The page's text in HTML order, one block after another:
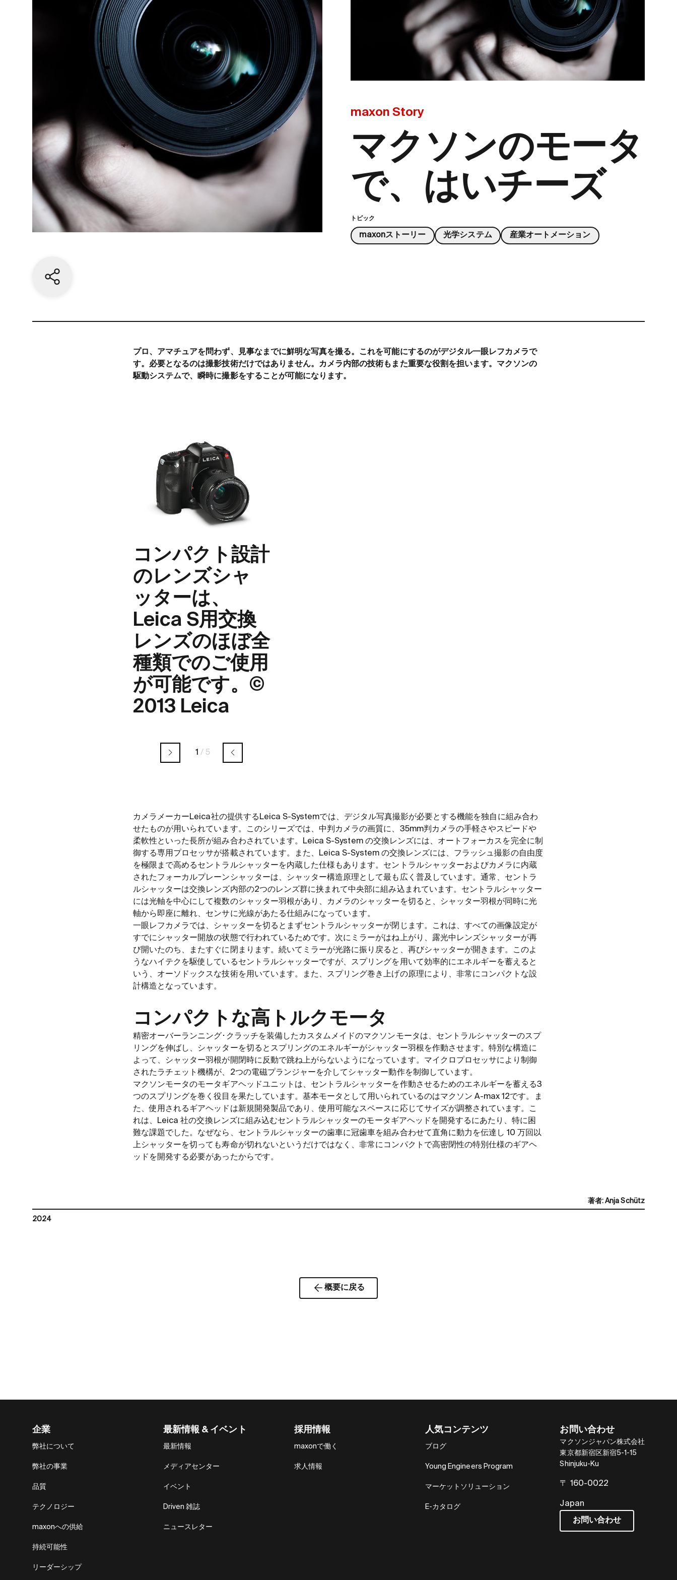
maxon Story
マクソンのモータ
で、はいチーズ
トピック
maxonストーリー 光学システム 産業オートメーション
Share current page
プロ、アマチュアを問わず、見事なまでに鮮明な写真を撮る。これを可能にするのがデジタル一眼レフカメラで
す。必要となるのは撮影技術だけではありません。カメラ内部の技術もまた重要な役割を担います。マクソンの
駆動システムで、瞬時に撮影をすることが可能になります。
コンパクト設計
のレンズシャ
ッターは、
Leica S用交換
レンズのほぼ全
種類でのご使用
が可能です。©
2013 Leica
1 / 5
カメラメーカーLeica社の提供するLeica S-Systemでは、デジタル写真撮影が必要とする機能を独自に組み合わ
せたものが用いられています。このシリーズでは、中判カメラの画質に、35mm判カメラの手軽さやスピードや
柔軟性といった長所が組み合わされています。Leica S-System の交換レンズには、オートフォーカスを完全に制
御する専用プロセッサが搭載されています。また、Leica S-System の交換レンズには、フラッシュ撮影の自由度
を極限まで高めるセントラルシャッターを内蔵した仕様もあります。セントラルシャッターおよびカメラに内蔵
されたフォーカルプレーンシャッターは、シャッター構造原理として最も広く普及しています。通常、セントラ
ルシャッターは交換レンズ内部の2つのレンズ群に挟まれて中央部に組み込まれています。セントラルシャッター
には光軸を中心にして複数のシャッター羽根があり、カメラのシャッターを切ると、シャッター羽根が同時に光
軸から即座に離れ、センサに光線があたる仕組みになっています。
一眼レフカメラでは、シャッターを切るとまずセントラルシャッターが閉じます。これは、すべての画像設定が
すでにシャッター開放の状態で行われているためです。次にミラーがはね上がり、露光中レンズシャッターが再
び開いたのち、またすぐに閉まります。続いてミラーが光路に振り戻ると、再びシャッターが開きます。このよ
うなハイテクを駆使しているセントラルシャッターですが、スプリングを用いて効率的にエネルギーを蓄えると
いう、オーソドックスな技術を用いています。また、スプリング巻き上げの原理により、非常にコンパクトな設
計構造となっています。
コンパクトな高トルクモータ
精密オーバーランニング･クラッチを装備したカスタムメイドのマクソンモータは、セントラルシャッターのスプ
リングを伸ばし、シャッターを切るとスプリングのエネルギーがシャッター羽根を作動させます。特別な構造に
よって、シャッター羽根が開閉時に反動で跳ね上がらないようになっています。マイクロプロセッサにより制御
されたラチェット機構が、2つの電磁プランジャーを介してシャッター動作を制御しています。
マクソンモータのモータギアヘッドユニットは、セントラルシャッターを作動させるためのエネルギーを蓄える3
つのスプリングを巻く役目を果たしています。基本モータとして用いられているのはマクソン A-max 12です。ま
た、使用されるギアヘッドは新規開発製品であり、使用可能なスペースに応じてサイズが調整されています。こ
れは、Leica 社の交換レンズに組み込むセントラルシャッターのモータギアヘッドを開発するにあたり、特に困
難な課題でした。なぜなら、セントラルシャッターの歯車に冠歯車を組み合わせて直角に動力を伝達し 10 万回以
上シャッターを切っても寿命が切れないというだけではなく、非常にコンパクトで高密閉性の特別仕様のギアヘ
ッドを開発する必要があったからです。
著者: Anja Schütz
2024
概要に戻る
お問い合わせ
マクソンジャパン株式会社
東京都新宿区新宿5-1-15
Shinjuku-Ku
〒 160-0022
Japan
お問い合わせ
企業
弊社について
弊社の事業
品質
テクノロジー
maxonへの供給
持続可能性
リーダーシップ
最新情報 & イベント
最新情報
メディアセンター
イベント
Driven 雑誌
ニュースレター
採用情報
maxonで働く
求人情報
人気コンテンツ
ブログ
Young Engineers Program
マーケットソリューション
E-カタログ